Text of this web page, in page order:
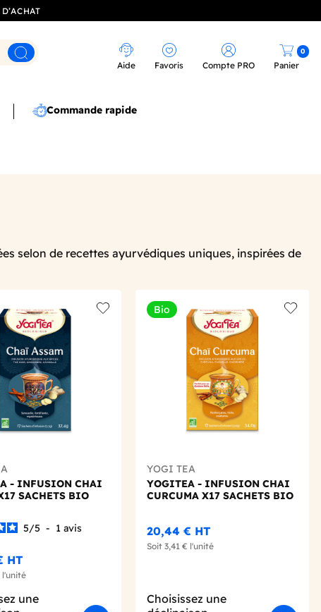
Rechercher
Aide Favoris Compte PRO Panier
0
Commande rapide
selon de recettes ayurvédiques uniques, inspirées de
Add to wishlist
- INFUSION CHAI
SACHETS BIO
5/5 - 1 avis
HT
l'unité
une
Bio
YOGI TEA
YOGITEA - INFUSION CHAI
CURCUMA X17 SACHETS BIO
20,44 € HT
Soit 3,41 € l'unité
Choisissez une